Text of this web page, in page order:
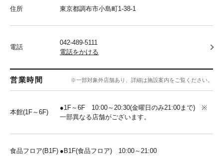
住所 東京都調布市小島町1-38-1
電話
042-489-5111
電話をかける
営業時間 ※一部対象外店舗あり、詳細は施設案内をご覧ください。
本館(1F～6F)
●1F～6F 10:00～20:30(金曜日のみ21:00まで) ※
一部異なる店舗がございます。
食品フロア(B1F) ●B1F(食品フロア) 10:00～21:00